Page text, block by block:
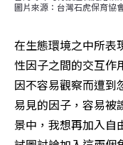
圖片來源：台灣石虎保育協
在生態環境之中所表
性因子之間的交互作
因不容易觀察而遭到
易見的因子，容易被
景中，我想再加入自